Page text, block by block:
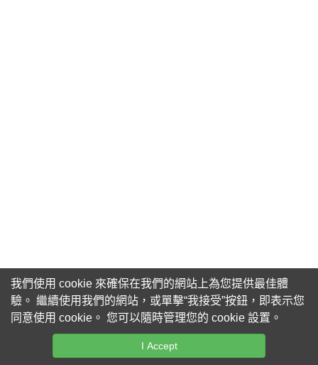
我們使用 cookie 來確保在我們的網站上為您提供最佳體
驗。 繼續使用我們的網站，或單擊“我接受”按鈕，即表示您
同意使用 cookie。 您可以隨時管理您的 cookie 設置。
I Accept